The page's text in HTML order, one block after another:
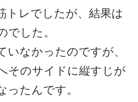
トレでしたが、結果は
でした。
いなかったのですが、
そのサイドに縦すじが
ったんです。